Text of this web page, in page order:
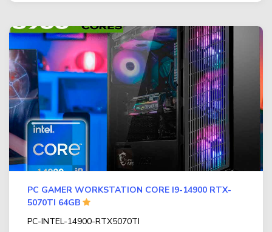
PC GAMER WORKSTATION CORE I9-14900 RTX-
5070TI 64GB
PC-INTEL-14900-RTX5070TI